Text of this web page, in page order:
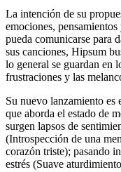
La intención de su
emociones,
pueda comunicarse para
sus canciones, Hipsum
lo general se guardan en
frustraciones y las
Su nuevo lanzamiento es
que aborda el estado de
surgen lapsos de
(Introspección de una
corazón triste); pasando
estrés (Suave